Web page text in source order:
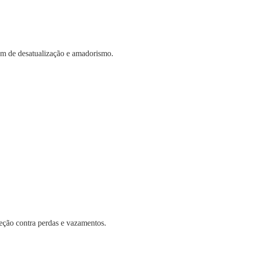
de desatualização e amadorismo.
contra perdas e vazamentos.